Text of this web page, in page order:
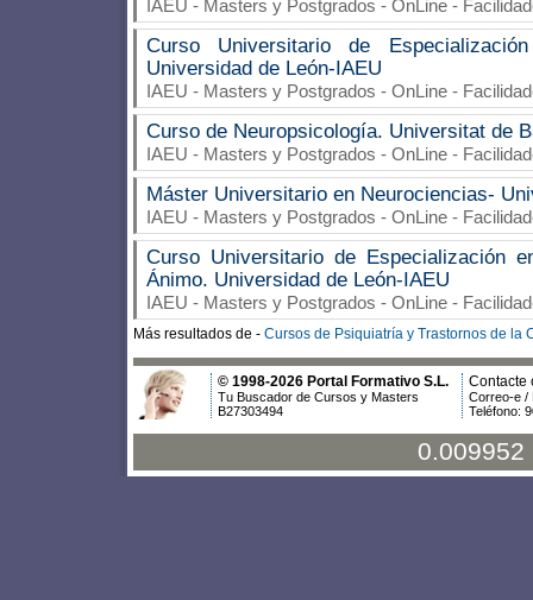
IAEU - Masters y Postgrados - OnLine -
Curso Universitario de
Universidad de León-IAEU
IAEU - Masters y Postgrados - OnLine -
Curso de Neuropsicología. Universitat de
IAEU - Masters y Postgrados - OnLine -
Máster Universitario en Neurociencias-
IAEU - Masters y Postgrados - OnLine -
Curso Universitario de Especialización
Ánimo. Universidad de León-IAEU
IAEU - Masters y Postgrados - OnLine -
Más resultados de - Cursos de Psiquiatría y Trastornos de la
© 1998-2026 Portal Formativo S.L.
Tu Buscador de Cursos y Masters
B27303494
Contacte
Correo-e /
Teléfono:
0.009952